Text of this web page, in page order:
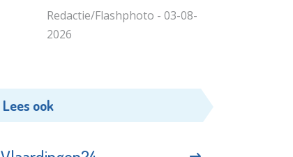
Redactie/Flashphoto - 03-08-
2026
Lees ook